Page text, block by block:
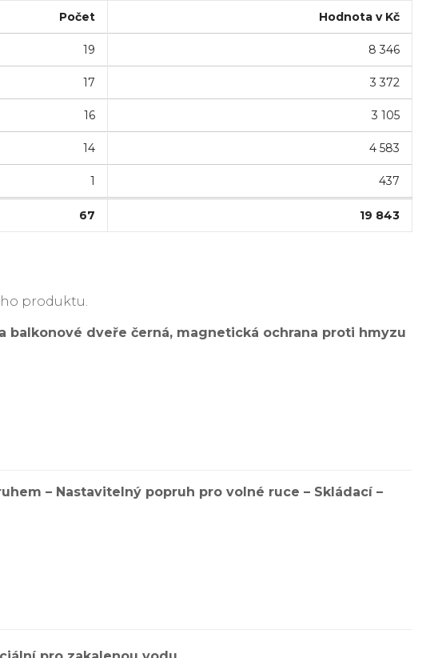
Počet Hodnota v Kč
19 8 346
17 3 372
16 3 105
14 4 583
1 437
67 19 843
produktu.
balkonové dveře černá, magnetická ochrana proti hmyzu
– Nastavitelný popruh pro volné ruce – Skládací –